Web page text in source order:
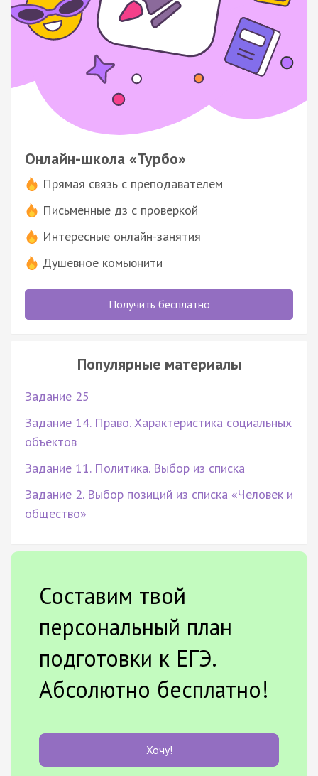
Онлайн-школа «Турбо»
Прямая связь с преподавателем
Письменные дз с проверкой
Интересные онлайн-занятия
Душевное комьюнити
Получить бесплатно
Популярные материалы
Задание 25
Задание 14. Право. Характеристика социальных
объектов
Задание 11. Политика. Выбор из списка
Задание 2. Выбор позиций из списка «Человек и
общество»
Составим твой
персональный план
подготовки к ЕГЭ.
Абсолютно бесплатно!
Хочу!